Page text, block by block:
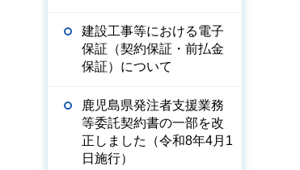
建設工事等における電子
保証（契約保証・前払金
保証）について
鹿児島県発注者支援業務
等委託契約書の一部を改
正しました（令和8年4月1
日施行）